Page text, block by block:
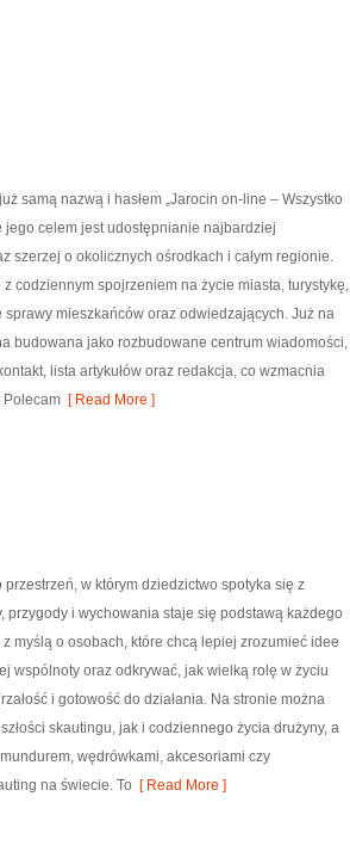
samą nazwą i hasłem „Jarocin on-line – Wszystko
celem jest udostępnianie najbardziej
szerzej o okolicznych ośrodkach i całym regionie.
codziennym spojrzeniem na życie miasta, turystykę,
mieszkańców oraz odwiedzających. Już na
budowana jako rozbudowane centrum wiadomości,
lista artykułów oraz redakcja, co wzmacnia
[ Read More ]
w którym dziedzictwo spotyka się z
przygody i wychowania staje się podstawą każdego
myślą o osobach, które chcą lepiej zrozumieć idee
wspólnoty oraz odkrywać, jak wielką rolę w życiu
i gotowość do działania. Na stronie można
skautingu, jak i codziennego życia drużyny, a
wędrówkami, akcesoriami czy
na świecie. To [ Read More ]